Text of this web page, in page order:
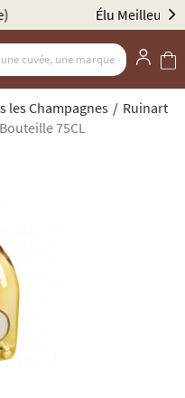
par Gault & Millau
les Champagnes
Ruinart
75CL